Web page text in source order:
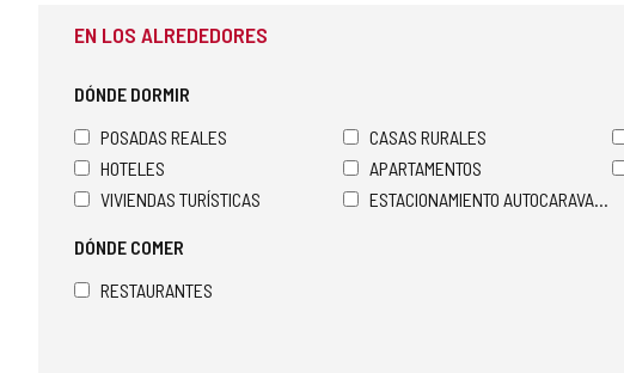
EN LOS ALREDEDORES
DÓNDE DORMIR
POSADAS REALES
CASAS RURALES
HOTELES
APARTAMENTOS
VIVIENDAS TURÍSTICAS
ESTACIONAMIENTO AUTOCARAVANAS
DÓNDE COMER
RESTAURANTES